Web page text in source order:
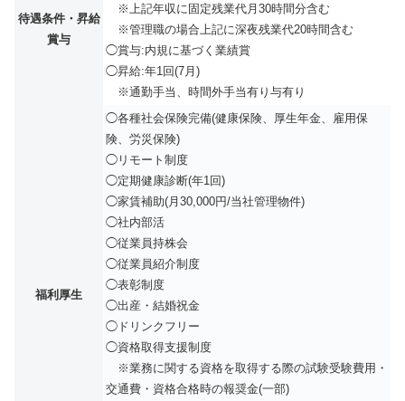
待遇条件・昇給
賞与
※上記年収に固定残業代月30時間分含む
※管理職の場合上記に深夜残業代20時間含む
◯賞与:内規に基づく業績賞
◯昇給:年1回(7月)
※通勤手当、時間外手当有り与有り
福利厚生
◯各種社会保険完備(健康保険、厚⽣年⾦、雇用保
険、労災保険)
◯リモート制度
◯定期健康診断(年1回)
◯家賃補助(月30,000円/当社管理物件)
◯社内部活
◯従業員持株会
◯従業員紹介制度
◯表彰制度
◯出産・結婚祝金
◯ドリンクフリー
◯資格取得支援制度
※業務に関する資格を取得する際の試験受験費用・
交通費・資格合格時の報奨金(一部)